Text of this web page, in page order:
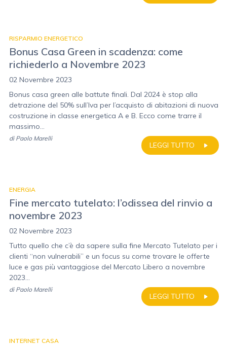
RISPARMIO ENERGETICO
Bonus Casa Green in scadenza: come
richiederlo a Novembre 2023
02 Novembre 2023
Bonus casa green alle battute finali. Dal 2024 è stop alla
detrazione del 50% sull’Iva per l’acquisto di abitazioni di nuova
costruzione in classe energetica A e B. Ecco come trarre il
massimo...
LEGGI TUTTO
di Paolo Marelli
ENERGIA
Fine mercato tutelato: l’odissea del rinvio a
novembre 2023
02 Novembre 2023
Tutto quello che c’è da sapere sulla fine Mercato Tutelato per i
clienti “non vulnerabili” e un focus su come trovare le offerte
luce e gas più vantaggiose del Mercato Libero a novembre
2023...
LEGGI TUTTO
di Paolo Marelli
INTERNET CASA